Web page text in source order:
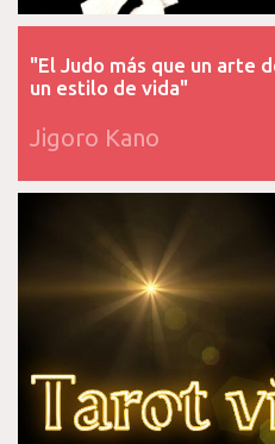
"El Judo más que un arte
un estilo de vida"
Jigoro Kano